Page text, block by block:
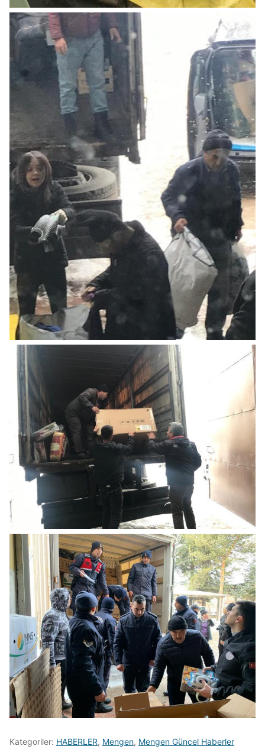
Kategoriler: HABERLER, Mengen, Mengen Güncel Haberler